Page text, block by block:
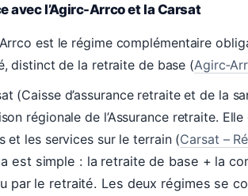
avec l’Agirc-Arrco et la Carsat
est le régime complémentaire
distinct de la retraite de base (
(Caisse d’assurance retraite et de la
régionale de l’Assurance retraite.
et les services sur le terrain (Carsat –
est simple : la retraite de base + la
par le retraité. Les deux régimes se